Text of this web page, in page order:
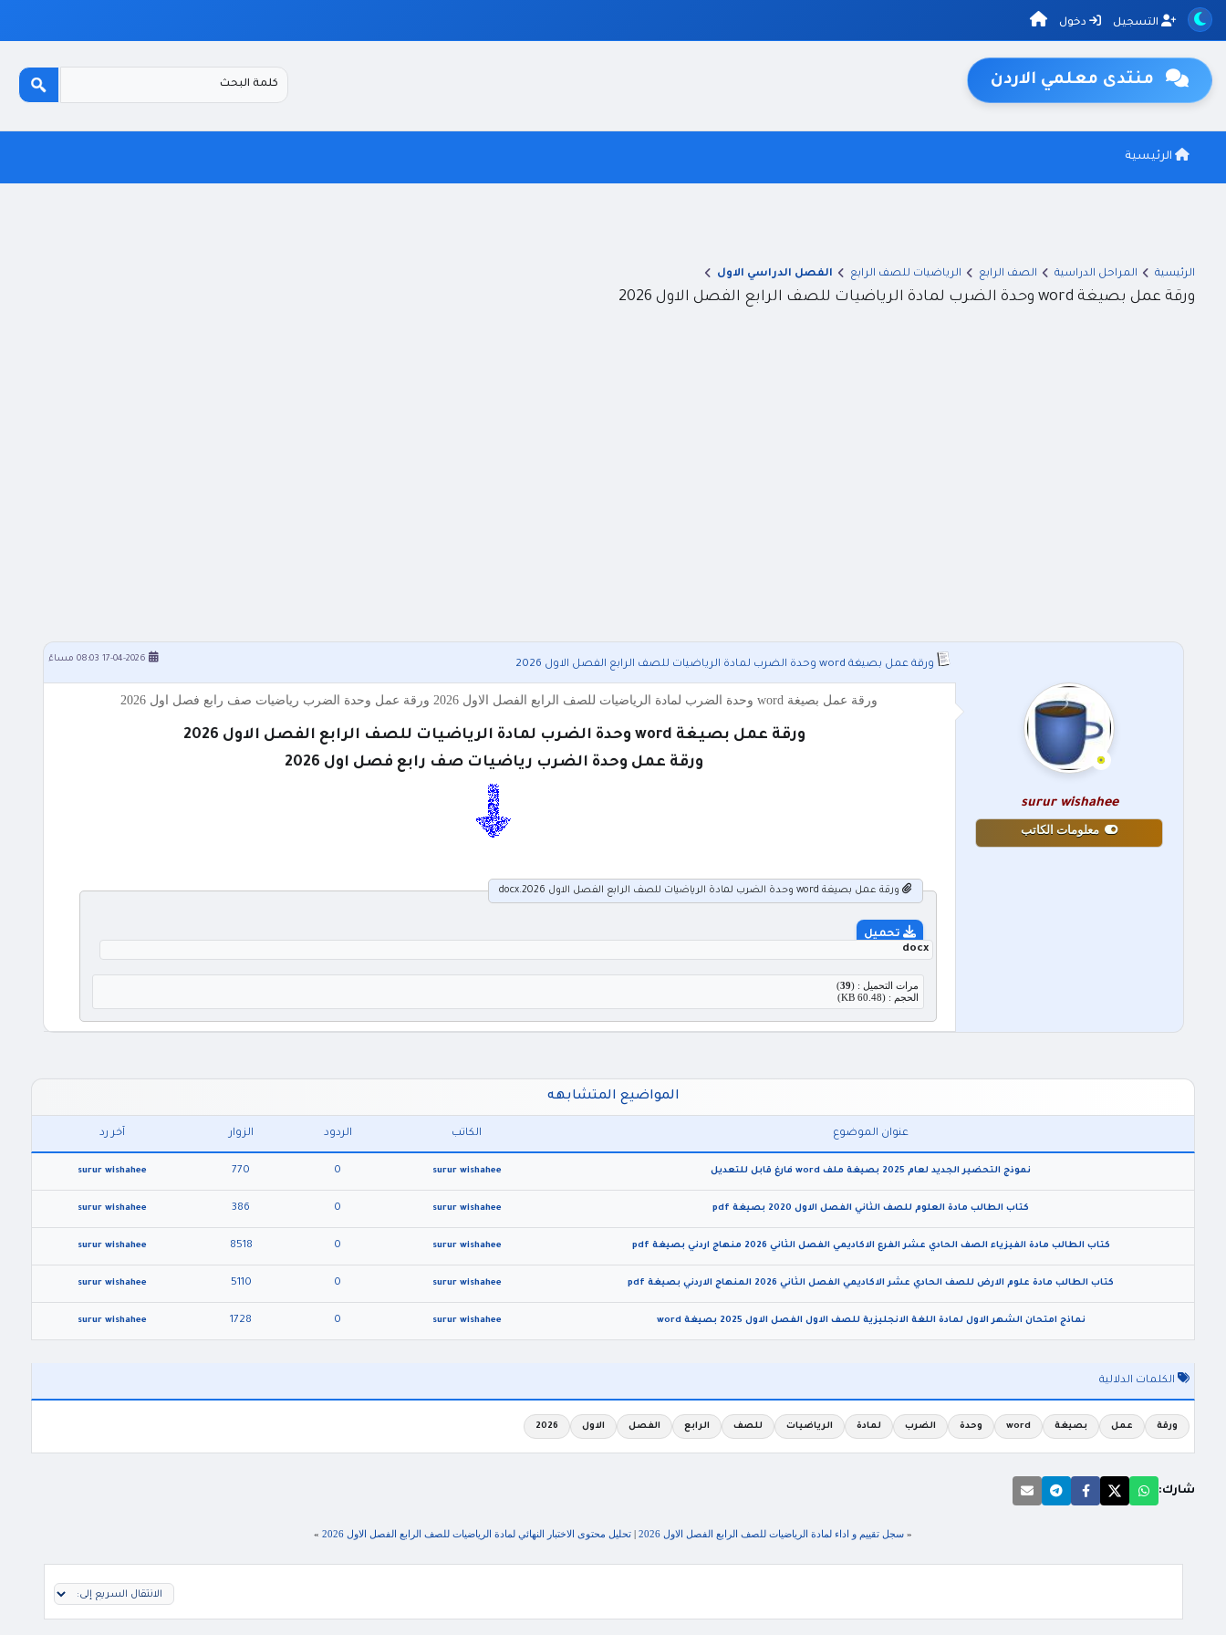
التسجيل دخول
منتدى معلمي الاردن
الرئيسية
الرئيسية المراحل الدراسية الصف الرابع الرياضيات للصف الرابع الفصل الدراسي الاول
ورقة عمل بصيغة word وحدة الضرب لمادة الرياضيات للصف الرابع الفصل الاول 2026
ورقة عمل بصيغة word وحدة الضرب لمادة الرياضيات للصف الرابع الفصل الاول 2026 17-04-2026 08:03 مساءً
surur wishahee
معلومات الكاتب
ورقة عمل بصيغة word وحدة الضرب لمادة الرياضيات للصف الرابع الفصل الاول 2026 ورقة عمل وحدة الضرب رياضيات صف رابع فصل اول 2026
ورقة عمل بصيغة word وحدة الضرب لمادة الرياضيات للصف الرابع الفصل الاول 2026
ورقة عمل وحدة الضرب رياضيات صف رابع فصل اول 2026
ورقة عمل بصيغة word وحدة الضرب لمادة الرياضيات للصف الرابع الفصل الاول 2026.docx
تحميل
docx
مرات التحميل : (39
)
الحجم : (60.48 KB)
المواضيع المتشابهه
عنوان الموضوع الكاتب الردود الزوار آخر رد
نموذج التحضير الجديد لعام 2025 بصيغة ملف word فارغ قابل للتعديل surur wishahee
0
770
surur wishahee
كتاب الطالب مادة العلوم للصف الثاني الفصل الاول 2020 بصيغة pdf surur wishahee
0
386
surur wishahee
كتاب الطالب مادة الفيزياء الصف الحادي عشر الفرع الاكاديمي الفصل الثاني 2026 منهاج اردني بصيغة pdf surur wishahee
0
8518
surur wishahee
كتاب الطالب مادة علوم الارض للصف الحادي عشر الاكاديمي الفصل الثاني 2026 المنهاج الاردني بصيغة pdf surur wishahee
0
5110
surur wishahee
نماذج امتحان الشهر الاول لمادة اللغة الانجليزية للصف الاول الفصل الاول 2025 بصيغة word surur wishahee
0
1728
surur wishahee
الكلمات الدلالية
ورقة عمل بصيغة word وحدة الضرب لمادة الرياضيات للصف الرابع الفصل الاول 2026
شارك:
« سجل تقييم و اداء لمادة الرياضيات للصف الرابع الفصل الاول 2026 | تحليل محتوى الاختبار النهائي لمادة الرياضيات للصف الرابع الفصل الاول 2026 »